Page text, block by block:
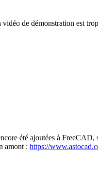
de démonstration est
été ajoutées à FreeCAD,
amont : https://